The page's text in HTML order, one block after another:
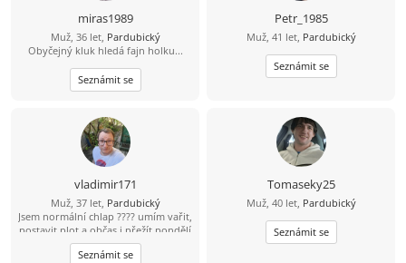
miras1989
Muž, 36 let, Pardubický
Obyčejný kluk hledá fajn holku...
Seznámit se
Petr_1985
Muž, 41 let, Pardubický
Seznámit se
vladimir171
Muž, 37 let, Pardubický
Jsem normální chlap ???? umím vařit,
postavit plot a občas i přežít pondělí
????
Seznámit se
Tomaseky25
Muž, 40 let, Pardubický
Seznámit se